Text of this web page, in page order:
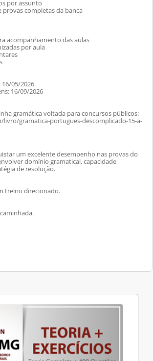
por assunto
provas completas da banca
acompanhamento das aulas
por aula
16/05/2026
16/09/2026
gramática voltada para concursos públicos:
gramatica-portugues-descomplicado-15-a-
um excelente desempenho nas provas do
domínio gramatical, capacidade
de resolução.
treino direcionado.